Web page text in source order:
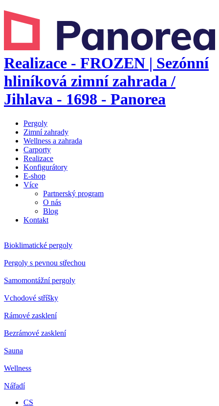
Realizace - FROZEN | Sezónní
hliníková zimní zahrada /
Jihlava - 1698 - Panorea
Pergoly
Zimní zahrady
Wellness a zahrada
Carporty
Realizace
Konfigurátory
E-shop
Více
Partnerský program
O nás
Blog
Kontakt
Bioklimatické pergoly
Pergoly s pevnou střechou
Samomontážní pergoly
Vchodové stříšky
Rámové zasklení
Bezrámové zasklení
Sauna
Wellness
Nářadí
CS